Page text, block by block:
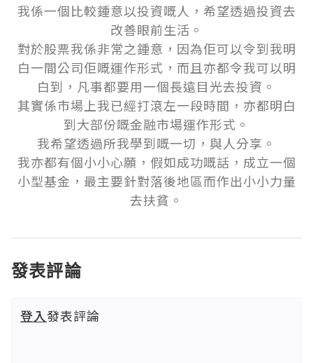
我係一個比較鍾意以投資嘅人，希望透過投資去
改善眼前生活。
對於股票我係非常之鍾意，因為佢可以令到我明
白一間公司佢嘅運作形式，而且亦都令我可以明
白到，凡事都要用一個長遠目光去投資。
其實係市場上我已經打滾左一段時間，亦都明白
到大部份嘅金融市場運作形式。
我希望透過所我學到嘅一切，與人分享。
我亦都有個小小心願，假如成功嘅話，成立一個
小型基金，最主要針對落後地區而作出小小力量
去扶貧。
發表評論
登入發表評論